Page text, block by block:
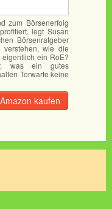
zum Börsenerfolg
legt Susan
Börsenratgeber
wie die
ein RoE?
was ein gutes
Torwarte keine
kaufen